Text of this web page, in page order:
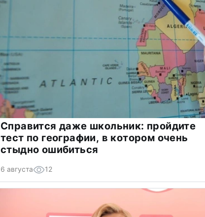
Справится даже школьник: пройдите
тест по географии, в котором очень
стыдно ошибиться
6 августа 12